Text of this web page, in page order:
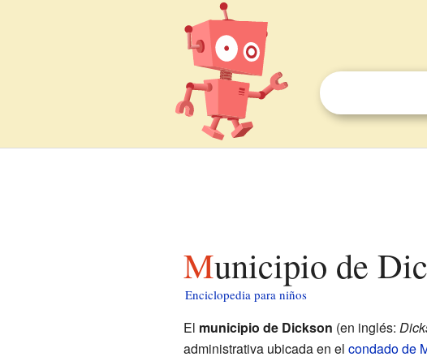
Municipio de
Enciclopedia para niños
El municipio de Dickson (en inglés:
administrativa ubicada en el condado de